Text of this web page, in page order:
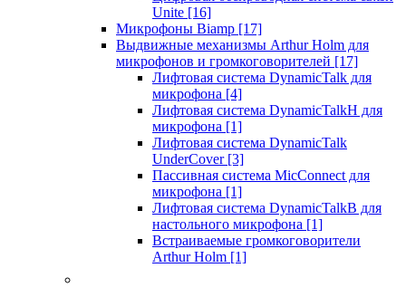
Unite [16]
Микрофоны Biamp [17]
Выдвижные механизмы Arthur Holm для
микрофонов и громкоговорителей [17]
Лифтовая система DynamicTalk для
микрофона [4]
Лифтовая система DynamicTalkH для
микрофона [1]
Лифтовая система DynamicTalk
UnderCover [3]
Пассивная система MicConnect для
микрофона [1]
Лифтовая система DynamicTalkB для
настольного микрофона [1]
Встраиваемые громкоговорители
Arthur Holm [1]